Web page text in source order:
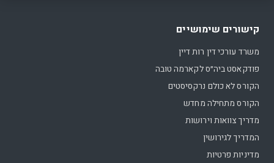
קישורים שימושיים
משרד עורכי דין רות דיין
פודקאסט ביה״ס לקארמה טובה
הקורס לא כולם נרקסיסטים
הקורס מתחילה מחדש
מדריך צוואות וירושות
המדריך לגירושין
מדיניות פרטיות